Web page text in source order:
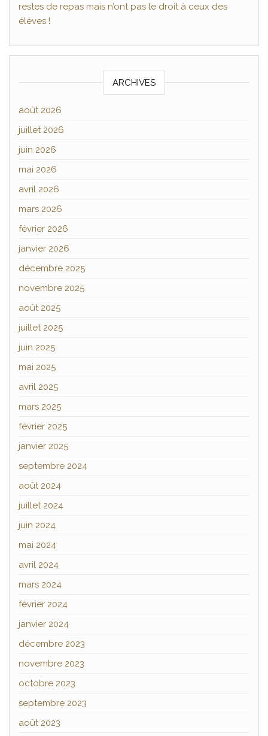
restes de repas mais n’ont pas le droit à ceux des
élèves !
ARCHIVES
août 2026
juillet 2026
juin 2026
mai 2026
avril 2026
mars 2026
février 2026
janvier 2026
décembre 2025
novembre 2025
août 2025
juillet 2025
juin 2025
mai 2025
avril 2025
mars 2025
février 2025
janvier 2025
septembre 2024
août 2024
juillet 2024
juin 2024
mai 2024
avril 2024
mars 2024
février 2024
janvier 2024
décembre 2023
novembre 2023
octobre 2023
septembre 2023
août 2023